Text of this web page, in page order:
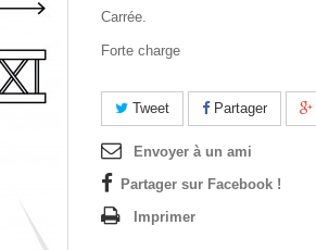
Carrée.
Forte charge
Tweet Partager
Envoyer à un ami
Partager sur Facebook !
Imprimer